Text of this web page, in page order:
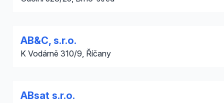
AB&C, s.r.o.
K Vodárně 310/9, Říčany
ABsat s.r.o.